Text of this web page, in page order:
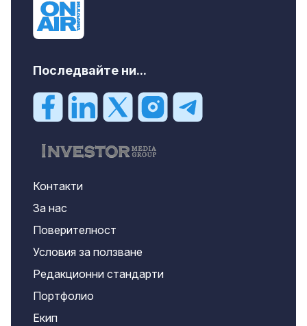
Последвайте ни...
Контакти
За нас
Поверителност
Условия за ползване
Редакционни стандарти
Портфолио
Екип